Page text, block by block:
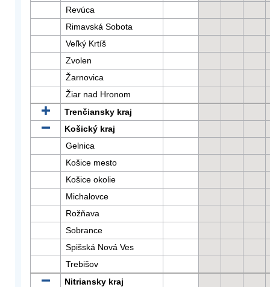
Revúca
Rimavská Sobota
Veľký Krtíš
Zvolen
Žarnovica
Žiar nad Hronom
Trenčiansky kraj
Košický kraj
Gelnica
Košice mesto
Košice okolie
Michalovce
Rožňava
Sobrance
Spišská Nová Ves
Trebišov
Nitriansky kraj